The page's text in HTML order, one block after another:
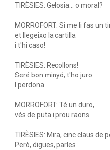
TIRÈSIES: Gelosia... o moral?
MORROFORT: Si me li fas un
et llegeixo la cartilla
i t'hi caso!
TIRÈSIES: Recollons!
Seré bon minyó, t'ho juro.
I perdona.
MORROFORT: Té un duro,
vés de puta i prou raons.
TIRÈSIES: Mira, cinc claus de
Però, digues, parles